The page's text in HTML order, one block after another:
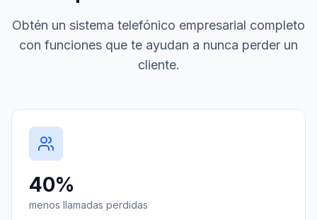
Obtén un sistema telefónico empresarial completo
con funciones que te ayudan a nunca perder un
cliente.
40%
menos llamadas perdidas